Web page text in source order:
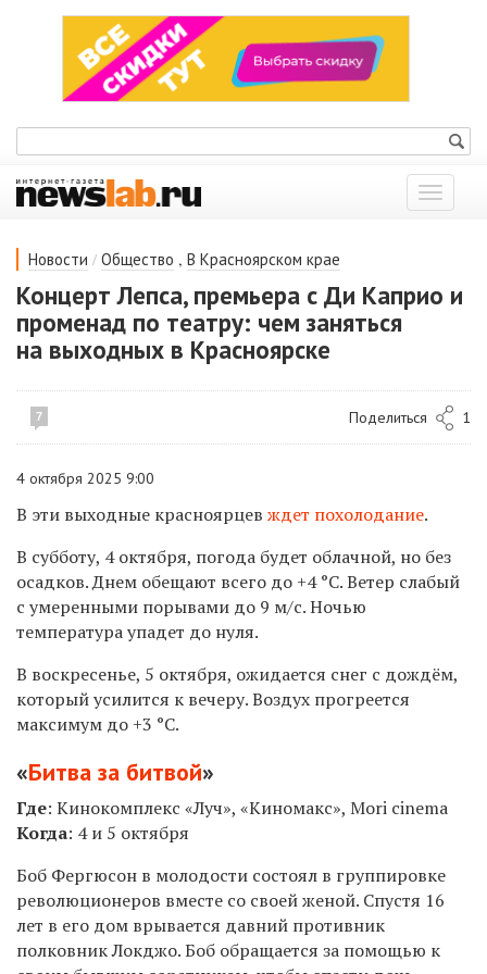
Показать
меню
Новости / Общество , В Красноярском крае
Концерт Лепса, премьера с Ди Каприо и
променад по театру: чем заняться
на выходных в Красноярске
7 Поделиться 1
4 октября 2025 9:00
В эти выходные красноярцев ждет похолодание.
В субботу, 4 октября, погода будет облачной, но без
осадков. Днем обещают всего до +4 °C. Ветер слабый
с умеренными порывами до 9 м/с. Ночью
температура упадет до нуля.
В воскресенье, 5 октября, ожидается снег с дождём,
который усилится к вечеру. Воздух прогреется
максимум до +3 °C.
«Битва за битвой»
Где: Кинокомплекс «Луч», «Киномакс», Mori cinema
Когда: 4 и 5 октября
Боб Фергюсон в молодости состоял в группировке
революционеров вместе со своей женой. Спустя 16
лет в его дом врывается давний противник
полковник Локджо. Боб обращается за помощью к